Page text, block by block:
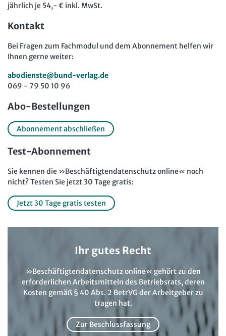
jährlich je 54,- € inkl. MwSt.
Kontakt
Bei Fragen zum Fachmodul und dem Abonnement helfen wir
Ihnen gerne weiter:
abodienste@bund-verlag.de
069 - 79 50 10 96
Abo-Bestellungen
Abonnement abschließen
Test-Abonnement
Sie kennen die »Beschäftigtendatenschutz online« noch
nicht? Testen Sie jetzt 30 Tage gratis:
Jetzt 30 Tage gratis testen
Ihr gutes Recht
»Beschäftigtendatenschutz online« gehört zu den
erforderlichen Arbeitsmitteln des Betriebsrats, deren
Kosten gemäß § 40 Abs. 2 BetrVG der Arbeitgeber zu
tragen hat.
Zur Beschlussfassung